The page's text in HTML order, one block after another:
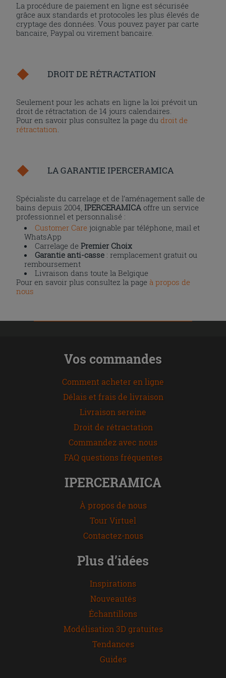
La procédure de paiement en ligne est sécurisée
grâce aux standards et protocoles les plus élevés de
cryptage des données. Vous pouvez payer par carte
bancaire, Paypal ou virement bancaire.
DROIT DE RÉTRACTATION
Seulement pour les achats en ligne la loi prévoit un
droit de rétractation de 14 jours calendaires.
Pour en savoir plus consultez la page dudroit de
rétractation
LA GARANTIE IPERCERAMICA
Spécialiste du carrelage et de l’aménagement salle de
bains depuis 2004,IPERCERAMICA offre un service
professionnel et personnalisé :
Customer Care joignable par téléphone, mail et
WhatsApp
Carrelage dePremier Choix
Garantie anti-casse : remplacement gratuit ou
remboursement
Livraison dans toute la Belgique
Pour en savoir plus consultez la page à propos de
nous
Vos commandes
Comment acheter en ligne
Délais et frais de livraison
Livraison sereine
Droit de rétractation
Commandez avec nous
FAQ questions fréquentes
IPERCERAMICA
À propos de nous
Tour Virtuel
Contactez-nous
Plus d’idées
Inspirations
Nouveautés
Échantillons
Modélisation 3D gratuites
Tendances
Guides